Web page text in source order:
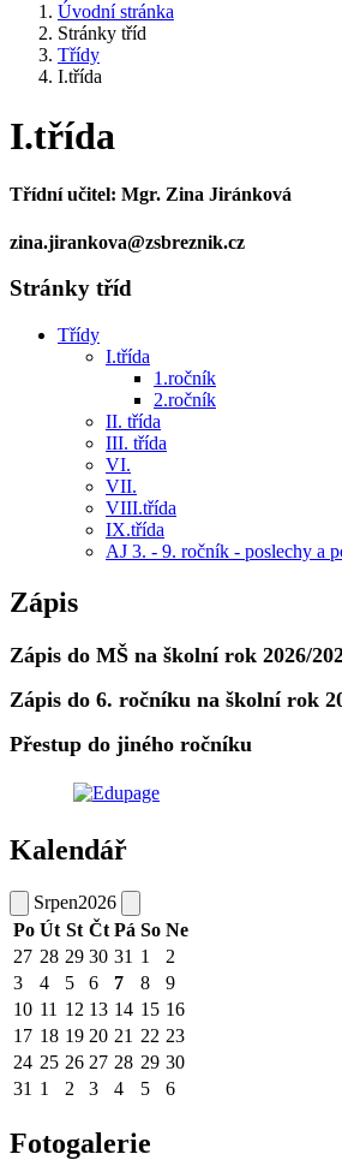
Úvodní stránka
Stránky tříd
Třídy
I.třída
I.třída
Třídní učitel: Mgr. Zina Jiránková
zina.jirankova@zsbreznik.cz
Stránky tříd
Třídy
I.třída
1.ročník
2.ročník
II. třída
III. třída
VI.
VII.
VIII.třída
IX.třída
AJ 3. - 9. ročník - poslechy a
Zápis
Zápis do MŠ na školní rok 2026/
Zápis do 6. ročníku na školní rok
Přestup do jiného ročníku
Kalendář
Srpen2026
Po Út St Čt Pá So Ne
27 28 29 30 31 1
2
3
4 5 6 7 8
9
10 11 12 13 14 15 16
17 18 19 20 21 22 23
24 25 26 27 28 29 30
31 1 2 3 4 5 6
Fotogalerie